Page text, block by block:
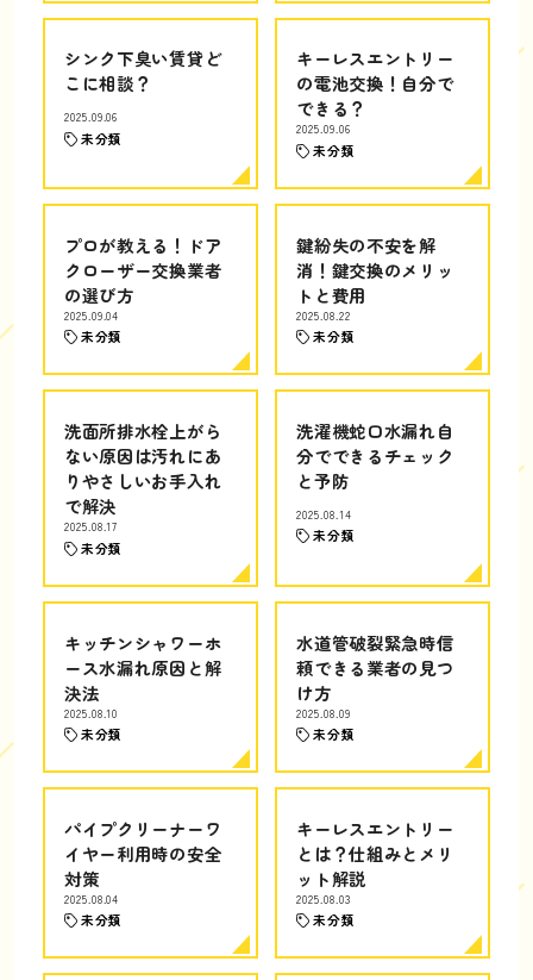
シンク下臭い賃貸ど
こに相談？
2025.09.06
未分類
キーレスエントリー
の電池交換！自分で
できる？
2025.09.06
未分類
プロが教える！ドア
クローザー交換業者
の選び方
2025.09.04
未分類
鍵紛失の不安を解
消！鍵交換のメリッ
トと費用
2025.08.22
未分類
洗面所排水栓上がら
ない原因は汚れにあ
りやさしいお手入れ
で解決
2025.08.17
未分類
洗濯機蛇口水漏れ自
分でできるチェック
と予防
2025.08.14
未分類
キッチンシャワーホ
ース水漏れ原因と解
決法
2025.08.10
未分類
水道管破裂緊急時信
頼できる業者の見つ
け方
2025.08.09
未分類
パイプクリーナーワ
イヤー利用時の安全
対策
2025.08.04
未分類
キーレスエントリー
とは？仕組みとメリ
ット解説
2025.08.03
未分類